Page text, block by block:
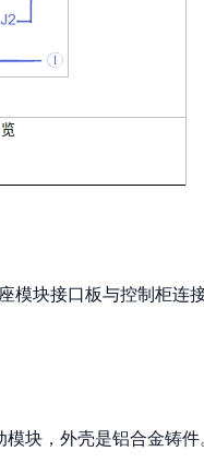
模块接口板与控制柜连
块，外壳是铝合金铸件。